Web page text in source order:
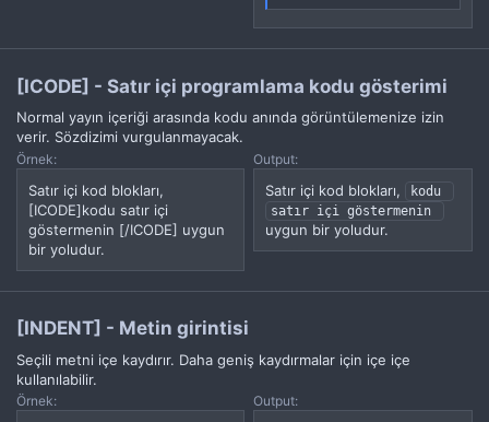
[ICODE] - Satır içi programlama kodu gösterimi
Normal yayın içeriği arasında kodu anında görüntülemenize izin
verir. Sözdizimi vurgulanmayacak.
Örnek:
Satır içi kod blokları,
[ICODE]kodu satır içi
göstermenin [/ICODE] uygun
bir yoludur.
Output:
Satır içi kod blokları,
kodu
uygun bir yoludur.
[INDENT] - Metin girintisi
Seçili metni içe kaydırır. Daha geniş kaydırmalar için içe içe
kullanılabilir.
Örnek: Output: